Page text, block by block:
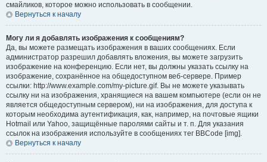
смайликов, которое можно использовать в сообщении.
Вернуться к началу
Могу ли я добавлять изображения к сообщениям?
Да, вы можете размещать изображения в ваших сообщениях. Если
администратор разрешил добавлять вложения, вы можете загрузить
изображение на конференцию. Если нет, вы должны указать ссылку на
изображение, сохранённое на общедоступном веб-сервере. Пример
ссылки: http://www.example.com/my-picture.gif. Вы не можете указывать
ссылку ни на изображения, хранящиеся на вашем компьютере (если он не
является общедоступным сервером), ни на изображения, для доступа к
которым необходима аутентификация, как, например, на почтовые ящики
Hotmail или Yahoo, защищённые паролями сайты и т. п. Для указания
ссылок на изображения используйте в сообщениях тег BBCode [img].
Вернуться к началу